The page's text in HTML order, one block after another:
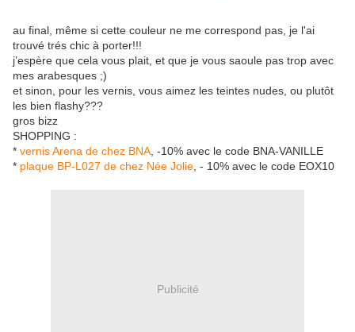
au final, même si cette couleur ne me correspond pas, je l'ai
trouvé trés chic à porter!!!
j’espère que cela vous plait, et que je vous saoule pas trop avec
mes arabesques ;)
et sinon, pour les vernis, vous aimez les teintes nudes, ou plutôt
les bien flashy???
gros bizz
SHOPPING :
* vernis Arena de chez BNA , -10% avec le code BNA-VANILLE
* plaque BP-L027 de chez Née Jolie , - 10% avec le code EOX10
Publicité